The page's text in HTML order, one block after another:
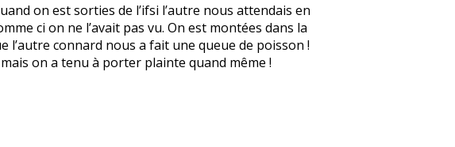
on est sorties de l’ifsi l’autre nous attendais en
ci on ne l’avait pas vu. On est montées dans la
connard nous a fait une queue de poisson !
on a tenu à porter plainte quand même !